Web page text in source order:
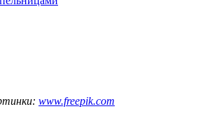
www.freepik.com